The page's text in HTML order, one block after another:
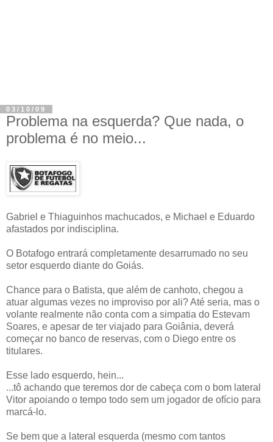
03/10/09
Problema na esquerda? Que nada, o
problema é no meio...
Gabriel e Thiaguinhos machucados, e Michael e Eduardo
afastados por indisciplina.
O Botafogo entrará completamente desarrumado no seu
setor esquerdo diante do Goiás.
Chance para o Batista, que além de canhoto, chegou a
atuar algumas vezes no improviso por ali? Até seria, mas o
volante realmente não conta com a simpatia do Estevam
Soares, e apesar de ter viajado para Goiânia, deverá
começar no banco de reservas, com o Diego entre os
titulares.
Esse lado esquerdo, hein...
...tô achando que teremos dor de cabeça com o bom lateral
Vitor apoiando o tempo todo sem um jogador de ofício para
marcá-lo.
Se bem que a lateral esquerda (mesmo com tantos